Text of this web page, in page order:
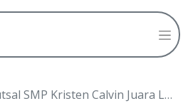
Kristen Calvin Juara Lagi di Global Sevilla Pulo Mas Cup